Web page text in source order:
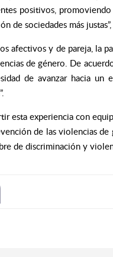
positivos,
de sociedades más
afectivos y de pareja, la
de género. De
de avanzar hacia
esta experiencia con
de las violencias
de discriminación y